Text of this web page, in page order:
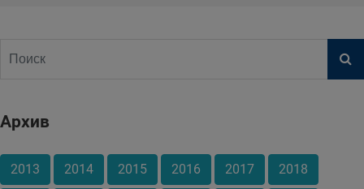
Архив
2013 2014 2015 2016 2017 2018